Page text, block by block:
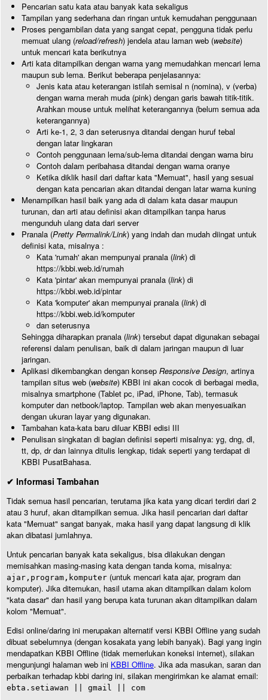
Pencarian satu kata atau banyak kata sekaligus
Tampilan yang sederhana dan ringan untuk kemudahan penggunaan
Proses pengambilan data yang sangat cepat, pengguna tidak perlu
memuat ulang (reload/refresh) jendela atau laman web (website)
untuk mencari kata berikutnya
Arti kata ditampilkan dengan warna yang memudahkan mencari lema
maupun sub lema. Berikut beberapa penjelasannya:
Jenis kata atau keterangan istilah semisal n (nomina), v (verba)
dengan warna merah muda (pink) dengan garis bawah titik-titik.
Arahkan mouse untuk melihat keterangannya (belum semua ada
keterangannya)
Arti ke-1, 2, 3 dan seterusnya ditandai dengan huruf tebal
dengan latar lingkaran
Contoh penggunaan lema/sub-lema ditandai dengan warna biru
Contoh dalam peribahasa ditandai dengan warna oranye
Ketika diklik hasil dari daftar kata "Memuat", hasil yang sesuai
dengan kata pencarian akan ditandai dengan latar warna kuning
Menampilkan hasil baik yang ada di dalam kata dasar maupun
turunan, dan arti atau definisi akan ditampilkan tanpa harus
mengunduh ulang data dari server
Pranala (Pretty Permalink/Link) yang indah dan mudah diingat untuk
definisi kata, misalnya :
Kata 'rumah' akan mempunyai pranala (link) di
https://kbbi.web.id/rumah
Kata 'pintar' akan mempunyai pranala (link) di
https://kbbi.web.id/pintar
Kata 'komputer' akan mempunyai pranala (link) di
https://kbbi.web.id/komputer
dan seterusnya
Sehingga diharapkan pranala (link) tersebut dapat digunakan sebagai
referensi dalam penulisan, baik di dalam jaringan maupun di luar
jaringan.
Aplikasi dikembangkan dengan konsep Responsive Design, artinya
tampilan situs web (website) KBBI ini akan cocok di berbagai media,
misalnya smartphone (Tablet pc, iPad, iPhone, Tab), termasuk
komputer dan netbook/laptop. Tampilan web akan menyesuaikan
dengan ukuran layar yang digunakan.
Tambahan kata-kata baru diluar KBBI edisi III
Penulisan singkatan di bagian definisi seperti misalnya: yg, dng, dl,
tt, dp, dr dan lainnya ditulis lengkap, tidak seperti yang terdapat di
KBBI PusatBahasa.
✔ Informasi Tambahan
Tidak semua hasil pencarian, terutama jika kata yang dicari terdiri dari 2
atau 3 huruf, akan ditampilkan semua. Jika hasil pencarian dari daftar
kata "Memuat" sangat banyak, maka hasil yang dapat langsung di klik
akan dibatasi jumlahnya.
Untuk pencarian banyak kata sekaligus, bisa dilakukan dengan
memisahkan masing-masing kata dengan tanda koma, misalnya:
ajar,program,komputer (untuk mencari kata ajar, program dan
komputer). Jika ditemukan, hasil utama akan ditampilkan dalam kolom
"kata dasar" dan hasil yang berupa kata turunan akan ditampilkan dalam
kolom "Memuat".
Edisi online/daring ini merupakan alternatif versi KBBI Offline yang sudah
dibuat sebelumnya (dengan kosakata yang lebih banyak). Bagi yang ingin
mendapatkan KBBI Offline (tidak memerlukan koneksi internet), silakan
mengunjungi halaman web ini KBBI Offline. Jika ada masukan, saran dan
perbaikan terhadap kbbi daring ini, silakan mengirimkan ke alamat email:
ebta.setiawan || gmail || com